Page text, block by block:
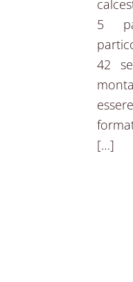
5
42
[…]